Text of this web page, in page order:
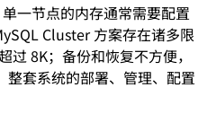
一节点的内存通常需要配置
Cluster 方案存在诸多限
8K；备份和恢复不方便，
整套系统的部署、管理、配置